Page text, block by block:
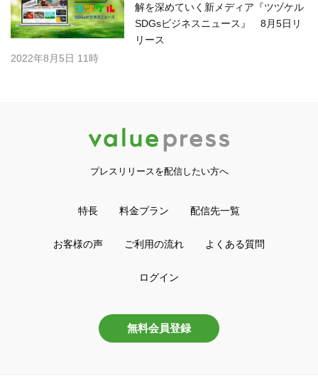
解を深めていく新メディア『ツヅケル
SDGsビジネスニュース』 8月5日リ
リース
2022年8月5日 11時
プレスリリースを配信したい方へ
特長 料金プラン 配信先一覧
お客様の声 ご利用の流れ よくある質問
ログイン
無料会員登録